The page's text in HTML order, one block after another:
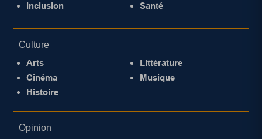
Inclusion
Santé
Culture
Arts
Cinéma
Histoire
Littérature
Musique
Opinion